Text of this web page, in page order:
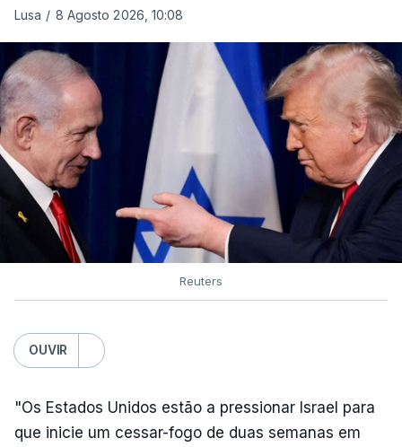
Lusa / 8 Agosto 2026, 10:08
Reuters
OUVIR
"Os Estados Unidos estão a pressionar Israel para
que inicie um cessar-fogo de duas semanas em